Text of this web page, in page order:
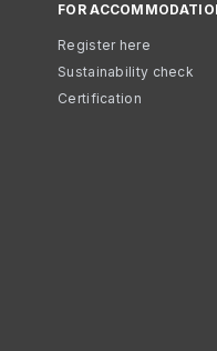
FOR
Register here
Sustainability check
Certification